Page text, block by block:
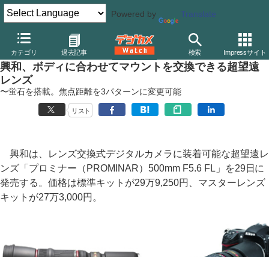
Powered by Translate
カテゴリ 過去記事 検索 Impressサイト
デジカメ Watch レンズ 交換レンズ その他
興和、ボディに合わせてマウントを交換できる超望遠
レンズ
〜蛍石を搭載。焦点距離を3パターンに変更可能
リスト
興和は、レンズ交換式デジタルカメラに装着可能な超望遠レ
ンズ「プロミナー（PROMINAR）500mm F5.6 FL」を29日に
発売する。価格は標準キットが29万9,250円、マスターレンズ
キットが27万3,000円。